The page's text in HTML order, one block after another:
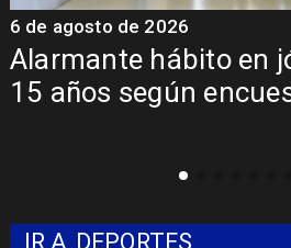
Alarmante hábito en
15 años según
6 de agosto de 2026
IR A DEPORTES